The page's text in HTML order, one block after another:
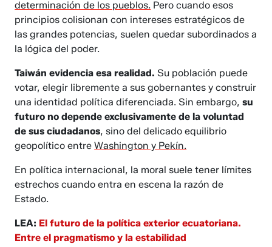
determinación de los pueblos. Pero cuando esos
principios colisionan con intereses estratégicos de
las grandes potencias, suelen quedar subordinados a
la lógica del poder.
Taiwán evidencia esa realidad. Su población puede
votar, elegir libremente a sus gobernantes y construir
una identidad política diferenciada. Sin embargo,su
futuro no depende exclusivamente de la voluntad
de sus ciudadanos, sino del delicado equilibrio
geopolítico entreWashington y Pekín.
En política internacional, la moral suele tener límites
estrechos cuando entra en escena la razón de
Estado.
LEA: El futuro de la política exterior ecuatoriana.
Entre el pragmatismo y la estabilidad